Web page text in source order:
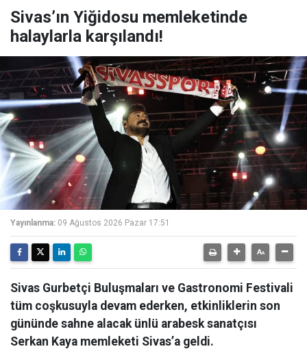
Sivas’ın Yiğidosu memleketinde
halaylarla karşılandı!
Yayınlanma: 09 Ağustos 2026 Pazar 17:51
Sivas Gurbetçi Buluşmaları ve Gastronomi Festivali
tüm coşkusuyla devam ederken, etkinliklerin son
gününde sahne alacak ünlü arabesk sanatçısı
Serkan Kaya memleketi Sivas’a geldi.